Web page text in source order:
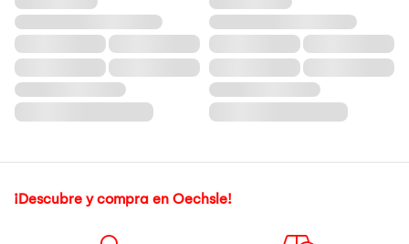
¡Descubre y compra en Oechsle!